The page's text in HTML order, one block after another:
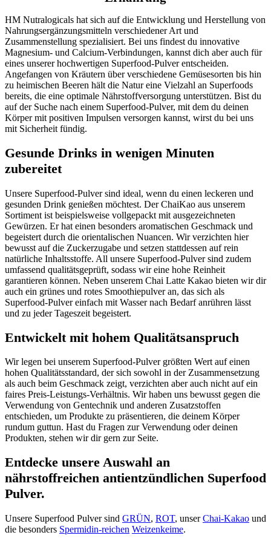
HM Nutralogicals hat sich auf die Entwicklung und Herstellung von
Nahrungsergänzungsmitteln verschiedener Art und
Zusammenstellung spezialisiert. Bei uns findest du innovative
Magnesium- und Calcium-Verbindungen, kannst dich aber auch für
eines unserer hochwertigen Superfood-Pulver entscheiden.
Angefangen von Kräutern über verschiedene Gemüsesorten bis hin
zu heimischen Beeren hält die Natur eine Vielzahl an Superfoods
bereits, die eine optimale Nährstoffversorgung unterstützen. Bist du
auf der Suche nach einem Superfood-Pulver, mit dem du deinen
Körper mit positiven Impulsen versorgen kannst, wirst du bei uns
mit Sicherheit fündig.
Gesunde Drinks in wenigen Minuten
zubereitet
Unsere Superfood-Pulver sind ideal, wenn du einen leckeren und
gesunden Drink genießen möchtest. Der ChaiKao aus unserem
Sortiment ist beispielsweise vollgepackt mit ausgezeichneten
Gewürzen. Er hat einen besonders aromatischen Geschmack und
begeistert durch die orientalischen Nuancen. Wir verzichten hier
bewusst auf die Zuckerzugabe und setzen stattdessen auf rein
natürliche Inhaltsstoffe. All unsere Superfood-Pulver sind zudem
umfassend qualitätsgeprüft, sodass wir eine hohe Reinheit
garantieren können. Neben unserem Chai Latte Kakao bieten wir dir
auch ein grünes und rotes Smoothiepulver an, das sich als
Superfood-Pulver einfach mit Wasser nach Bedarf anrühren lässt
und zu jeder Tageszeit begeistert.
Entwickelt mit hohem Qualitätsanspruch
Wir legen bei unserem Superfood-Pulver größten Wert auf einen
hohen Qualitätsstandard, der sich sowohl in der Zusammensetzung
als auch beim Geschmack zeigt, verzichten aber auch nicht auf ein
faires Preis-Leistungs-Verhältnis. Wir haben uns bewusst gegen die
Verwendung von Gentechnik und anderen Zusatzstoffen
entschieden, um Produkte zu präsentieren, die deinem Körper
rundum guttun. Hast du Fragen zur Verwendung oder deinen
Produkten, stehen wir dir gern zur Seite.
Entdecke unsere Auswahl an
nährstoffreichen antientzündlichen Superfood
Pulver.
Unsere Superfood Pulver sind GRÜN, ROT, unserChai-Kakao und
die besonders Spermidin-reichen Weizenkeime.